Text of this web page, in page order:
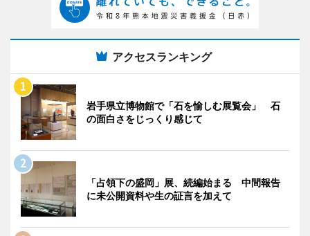
アクセスランキング
岩手県立博物館で「石を愉しむ展覧会」 石
の面白さをじっくり感じて
「占領下の盛岡」展、続編始まる 中間報告
に未公開資料や生の証言を加えて